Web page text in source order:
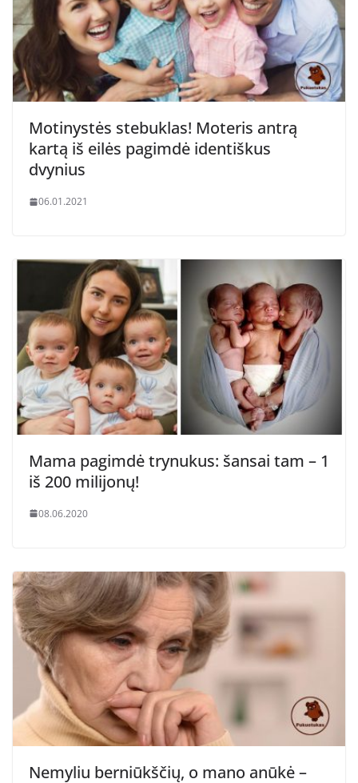
Motinystės stebuklas! Moteris antrą
kartą iš eilės pagimdė identiškus
dvynius
06.01.2021
Mama pagimdė trynukus: šansai tam – 1
iš 200 milijonų!
08.06.2020
Nemyliu berniūkščių, o mano anūkė –